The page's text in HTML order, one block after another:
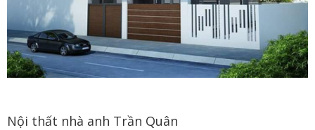
Nội thất nhà anh Trần Quân